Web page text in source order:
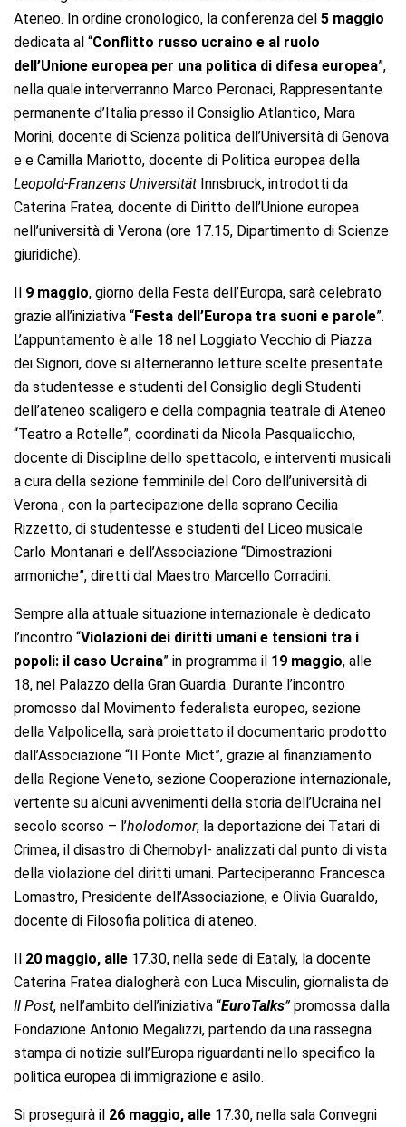
Ateneo. In ordine cronologico, la conferenza del 5 maggio
dedicata al “Conflitto russo ucraino e al ruolo
dell’Unione europea per una politica di difesa europea”,
nella quale interverranno Marco Peronaci, Rappresentante
permanente d’Italia presso il Consiglio Atlantico, Mara
Morini, docente di Scienza politica dell’Università di Genova
e e Camilla Mariotto, docente di Politica europea della
Leopold-Franzens Universität Innsbruck, introdotti da
Caterina Fratea, docente di Diritto dell’Unione europea
nell’università di Verona (ore 17.15, Dipartimento di Scienze
giuridiche).
Il 9 maggio, giorno della Festa dell’Europa, sarà celebrato
grazie all’iniziativa “Festa dell’Europa tra suoni e parole”.
L’appuntamento è alle 18 nel Loggiato Vecchio di Piazza
dei Signori, dove si alterneranno letture scelte presentate
da studentesse e studenti del Consiglio degli Studenti
dell’ateneo scaligero e della compagnia teatrale di Ateneo
“Teatro a Rotelle”, coordinati da Nicola Pasqualicchio,
docente di Discipline dello spettacolo, e interventi musicali
a cura della sezione femminile del Coro dell’università di
Verona , con la partecipazione della soprano Cecilia
Rizzetto, di studentesse e studenti del Liceo musicale
Carlo Montanari e dell’Associazione “Dimostrazioni
armoniche”, diretti dal Maestro Marcello Corradini.
Sempre alla attuale situazione internazionale è dedicato
l’incontro “Violazioni dei diritti umani e tensioni tra i
popoli: il caso Ucraina” in programma il 19 maggio, alle
18, nel Palazzo della Gran Guardia. Durante l’incontro
promosso dal Movimento federalista europeo, sezione
della Valpolicella, sarà proiettato il documentario prodotto
dall’Associazione “Il Ponte Mict”, grazie al finanziamento
della Regione Veneto, sezione Cooperazione internazionale,
vertente su alcuni avvenimenti della storia dell’Ucraina nel
secolo scorso – l’holodomor, la deportazione dei Tatari di
Crimea, il disastro di Chernobyl- analizzati dal punto di vista
della violazione del diritti umani. Parteciperanno Francesca
Lomastro, Presidente dell’Associazione, e Olivia Guaraldo,
docente di Filosofia politica di ateneo.
Il 20 maggio, alle 17.30, nella sede di Eataly, la docente
Caterina Fratea dialogherà con Luca Misculin, giornalista de
Il Post, nell’ambito dell’iniziativa “EuroTalks”promossa dalla
Fondazione Antonio Megalizzi, partendo da una rassegna
stampa di notizie sull’Europa riguardanti nello specifico la
politica europea di immigrazione e asilo.
Si proseguirà il 26 maggio, alle 17.30, nella sala Convegni